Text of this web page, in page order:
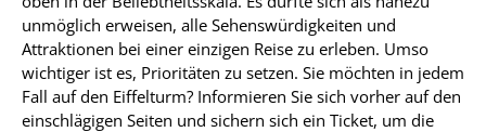
unmöglich erweisen, alle Sehenswürdigkeiten und
Attraktionen bei einer einzigen Reise zu erleben. Umso
wichtiger ist es, Prioritäten zu setzen. Sie möchten in jedem
Fall auf den Eiffelturm? Informieren Sie sich vorher auf den
einschlägigen Seiten und sichern sich ein Ticket, um die